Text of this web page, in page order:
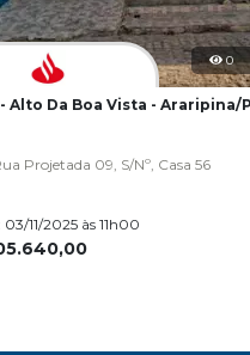
0
- Alto Da Boa Vista - Araripina/
Projetada 09, S/Nº, Casa 56
03/11/2025 às 11h00